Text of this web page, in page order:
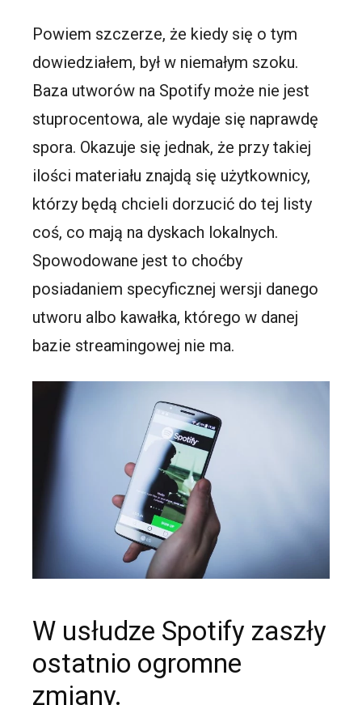
Powiem szczerze, że kiedy się o tym
dowiedziałem, był w niemałym szoku.
Baza utworów na Spotify może nie jest
stuprocentowa, ale wydaje się naprawdę
spora. Okazuje się jednak, że przy takiej
ilości materiału znajdą się użytkownicy,
którzy będą chcieli dorzucić do tej listy
coś, co mają na dyskach lokalnych.
Spowodowane jest to choćby
posiadaniem specyficznej wersji danego
utworu albo kawałka, którego w danej
bazie streamingowej nie ma.
W usłudze Spotify zaszły
ostatnio ogromne
zmiany.